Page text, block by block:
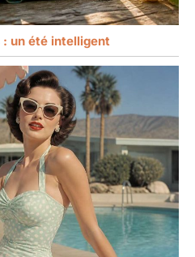
un été intelligent